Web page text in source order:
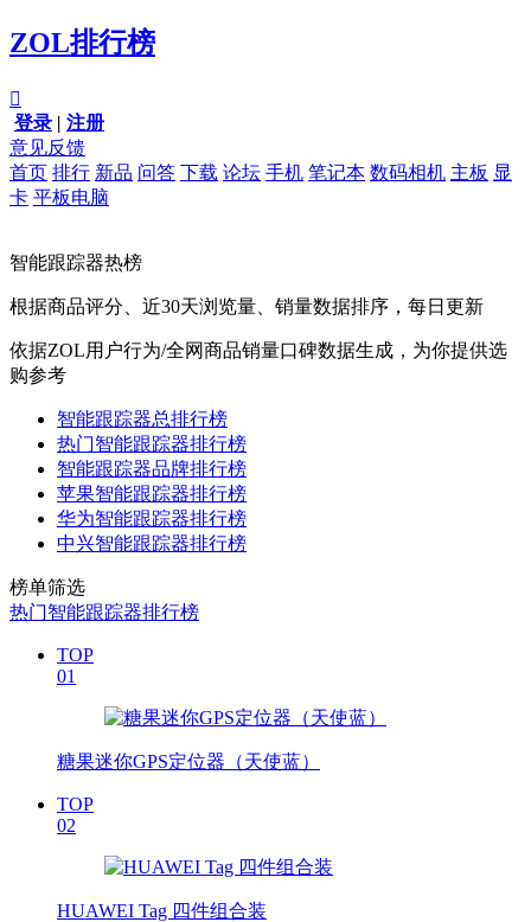
ZOL排行榜

登录 | 注册
意见反馈
首页 排行 新品 问答 下载 论坛 手机 笔记本 数码相机 主板 显
卡 平板电脑
智能跟踪器热榜
根据商品评分、近30天浏览量、销量数据排序，每日更新
依据ZOL用户行为/全网商品销量口碑数据生成，为你提供选
购参考
智能跟踪器总排行榜
热门智能跟踪器排行榜
智能跟踪器品牌排行榜
苹果智能跟踪器排行榜
华为智能跟踪器排行榜
中兴智能跟踪器排行榜
榜单筛选
热门智能跟踪器排行榜
TOP
01
糖果迷你GPS定位器（天使蓝）
TOP
02
HUAWEI Tag 四件组合装